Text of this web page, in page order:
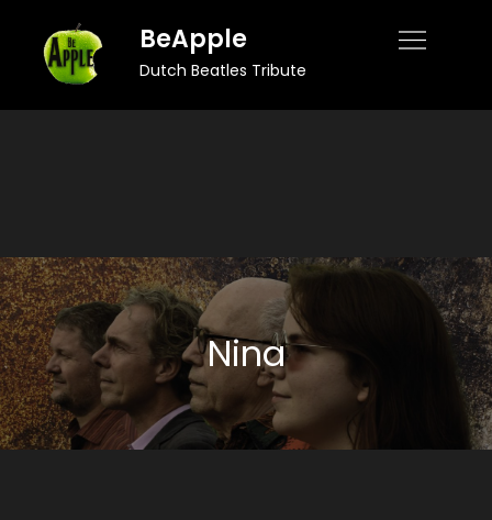
content
BeApple
Dutch Beatles Tribute
Nina